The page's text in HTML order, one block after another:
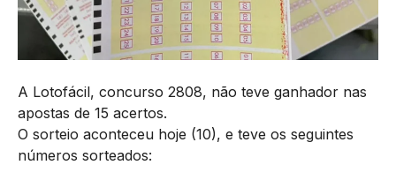
A Lotofácil, concurso 2808, não teve ganhador nas
apostas de 15 acertos.
O sorteio aconteceu hoje (10), e teve os seguintes
números sorteados: